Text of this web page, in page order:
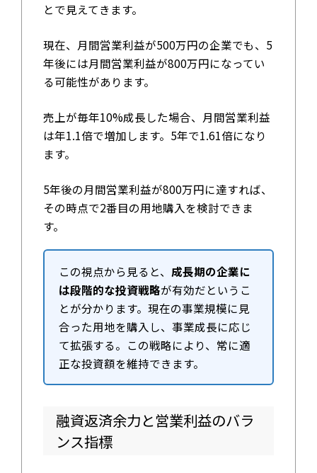
とで見えてきます。
現在、月間営業利益が500万円の企業でも、5
年後には月間営業利益が800万円になってい
る可能性があります。
売上が毎年10%成長した場合、月間営業利益
は年1.1倍で増加します。5年で1.61倍になり
ます。
5年後の月間営業利益が800万円に達すれば、
その時点で2番目の用地購入を検討できま
す。
この視点から見ると、 成長期の企業に
は段階的な投資戦略が有効だというこ
とが分かります。現在の事業規模に見
合った用地を購入し、事業成長に応じ
て拡張する。この戦略により、常に適
正な投資額を維持できます。
融資返済余力と営業利益のバラ
ンス指標